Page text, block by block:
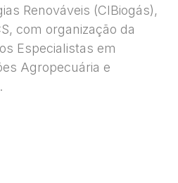
Renováveis (CIBiogás),
com organização da
Especialistas em
Agropecuária e